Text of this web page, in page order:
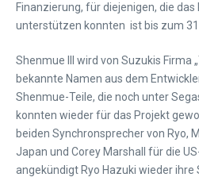
Finanzierung, für diejenigen, die
unterstützen konnten ist bis zum
Shenmue III wird von Suzukis Firma
bekannte Namen aus dem
Shenmue-Teile, die noch unter
konnten wieder für das Projekt
beiden Synchronsprecher von Ryo,
Japan und Corey Marshall für die
angekündigt Ryo Hazuki wieder ihre